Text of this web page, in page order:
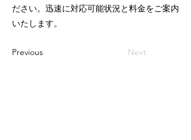
ださい。迅速に対応可能状況と料金をご案内
いたします。
Previous Next